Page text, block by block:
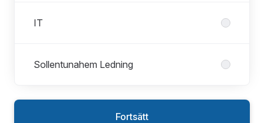
IT
Sollentunahem Ledning
Fortsätt